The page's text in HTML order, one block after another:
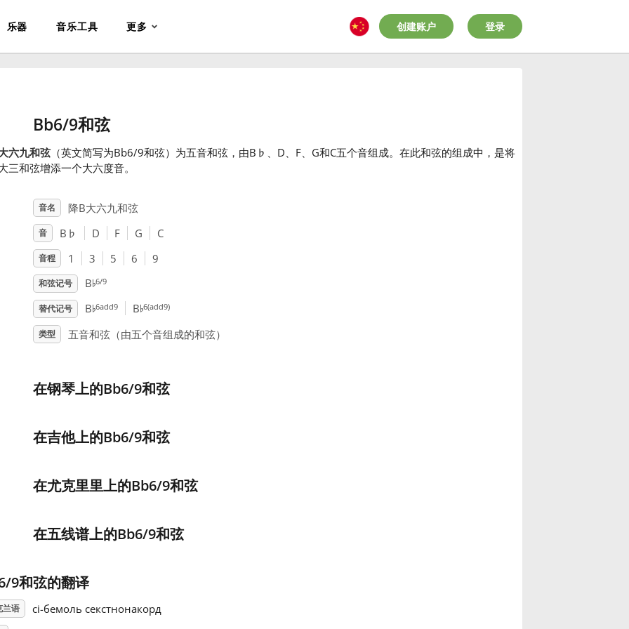
乐器 音乐工具 更多 创建账户 登录
Bb6/9和弦
六九和弦（英文简写为Bb6/9和弦）为五音和弦，由B ♭ 、D、F、G和C五个音组成。在此和弦的组成中，是将
三和弦增添一个大六度音。
音名 降B大六九和弦
音 B ♭ D F G C
音程 1 3 5 6 9
和弦记号 B♭6/9
替代记号 B♭6add9 B♭6(add9)
类型 五音和弦（由五个音组成的和弦）
在钢琴上的Bb6/9和弦
在吉他上的Bb6/9和弦
在尤克里里上的Bb6/9和弦
在五线谱上的Bb6/9和弦
9和弦的翻译
兰语 сі-бемоль секстнонакорд